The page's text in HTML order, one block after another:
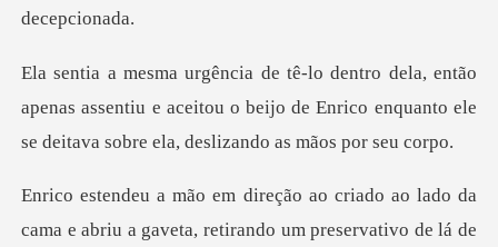
apenas assentiu e aceitou o beijo de Enrico enquanto ele
do ao lado da
cama e abriu a gaveta, ret